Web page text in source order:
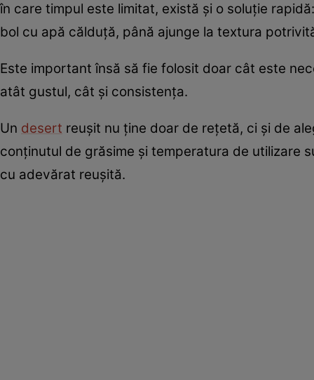
în care timpul este limitat, există și o soluție
bol cu apă călduță, până ajunge la textura
Este important însă să fie folosit doar cât este
atât gustul, cât și consistența.
Un desert reușit nu ține doar de rețetă, ci și de
conținutul de grăsime și temperatura de utilizare
cu adevărat reușită.